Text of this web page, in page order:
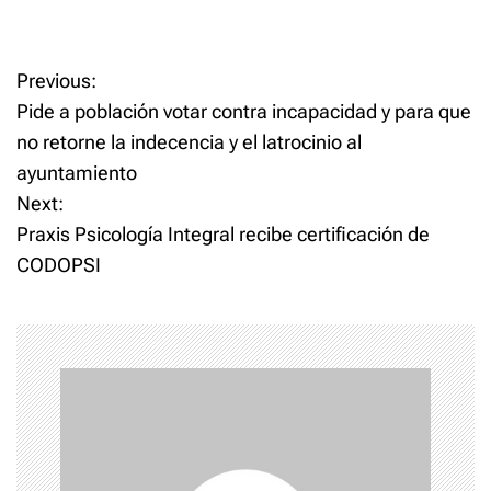
P
o
s
t
n
a
v
i
g
Previous:
Pide a población votar contra incapacidad y para que
no retorne la indecencia y el latrocinio al
ayuntamiento
Next:
Praxis Psicología Integral recibe certificación de
CODOPSI